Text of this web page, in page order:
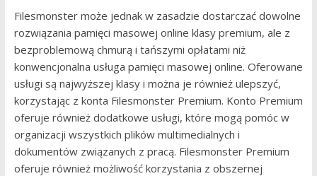
Filesmonster może jednak w zasadzie dostarczać dowolne
rozwiązania pamięci masowej online klasy premium, ale z
bezproblemową chmurą i tańszymi opłatami niż
konwencjonalna usługa pamięci masowej online. Oferowane
usługi są najwyższej klasy i można je również ulepszyć,
korzystając z konta Filesmonster Premium. Konto Premium
oferuje również dodatkowe usługi, które mogą pomóc w
organizacji wszystkich plików multimedialnych i
dokumentów związanych z pracą. Filesmonster Premium
oferuje również możliwość korzystania z obszernej